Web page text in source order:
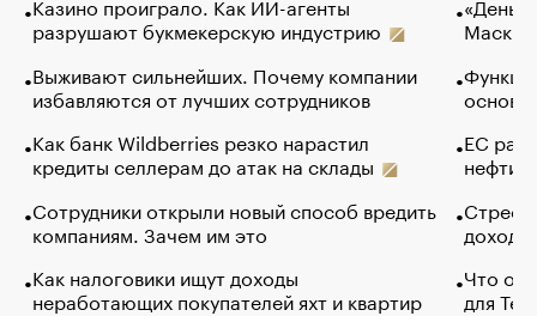
разрушают букмекерскую индустрию
Выживают сильнейших. Почему компании
избавляются от лучших сотрудников
Как банк Wildberries резко нарастил
кредиты селлерам до атак на склады
Сотрудники открыли новый способ вредить
компаниям. Зачем им это
Как налоговики ищут доходы
неработающих покупателей яхт и квартир
Маск в
основ
ЕС
нефти
Что
для